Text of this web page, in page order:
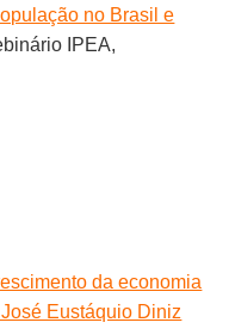
no Brasil e
IPEA,
da economia
Eustáquio Diniz